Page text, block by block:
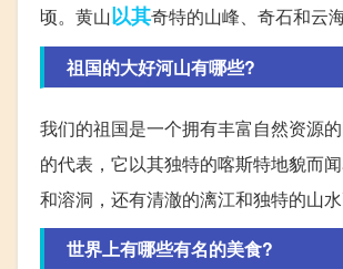
顷。黄山以其奇特的山峰、奇石和云
祖国的大好河山有哪些?
我们的祖国是一个拥有丰富自然资源
的代表，它以其独特的喀斯特地貌而
和溶洞，还有清澈的漓江和独特的山
世界上有哪些有名的美食?